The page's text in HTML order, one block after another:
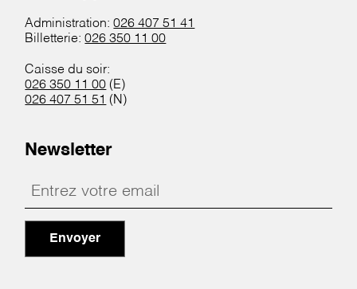
Administration:026 407 51 41
Billetterie:026 350 11 00
Caisse du soir:
026 350 11 00 (E)
026 407 51 51 (N)
Newsletter
Envoyer